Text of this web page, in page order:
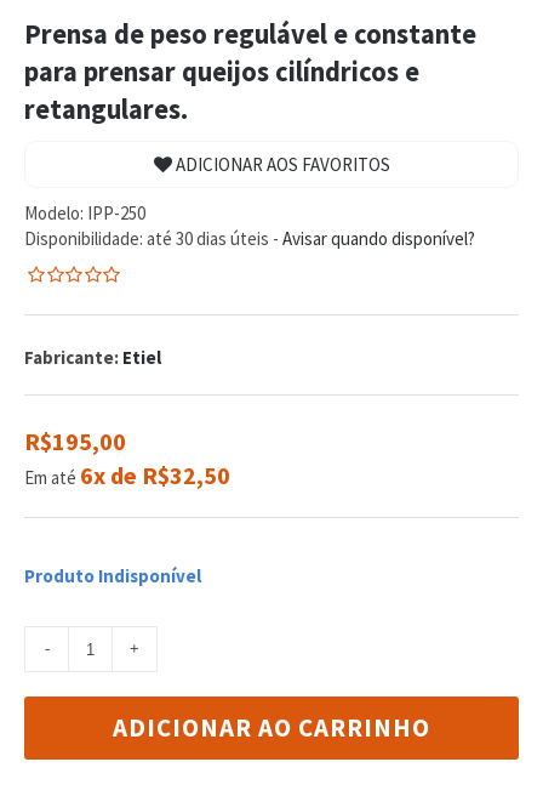
Prensa de peso regulável e constante
para prensar queijos cilíndricos e
retangulares.
ADICIONAR AOS FAVORITOS
Modelo: IPP-250
Disponibilidade: até 30 dias úteis - Avisar quando disponível?
de
reviews
Fabricante: Etiel
R$195,00
Em até 6x de R$32,50
Produto Indisponível
ADICIONAR AO CARRINHO